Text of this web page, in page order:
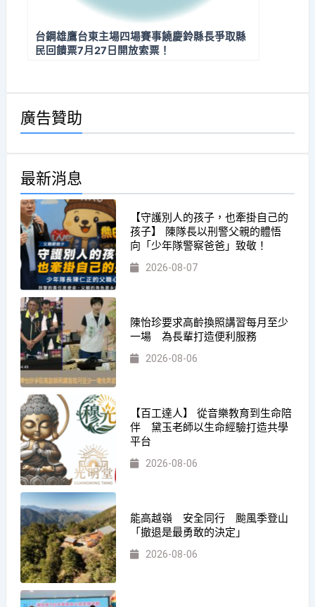
台鋼雄鷹台東主場四場賽事饒慶鈴縣長爭取縣
民回饋票7月27日開放索票！
廣告贊助
最新消息
【守護別人的孩子，也牽掛自己的
孩子】 陳隊長以刑警父親的體悟
向「少年隊警察爸爸」致敬！
2026-08-07
陳怡珍要求高齡換照講習每月至少
一場 為長輩打造便利服務
2026-08-06
【百工達人】 從音樂教育到生命陪
伴 黛玉老師以生命經驗打造共學
平台
2026-08-06
能高越嶺 安全同行 颱風季登山
「撤退是最勇敢的決定」
2026-08-06